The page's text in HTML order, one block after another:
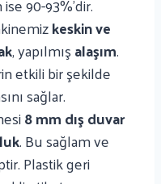
90-93%'dir.
keskin ve
, yapılmışalaşım.
etkili bir şekilde
sağlar.
8 mm dış duvar
. Bu sağlam ve
Plastik geri